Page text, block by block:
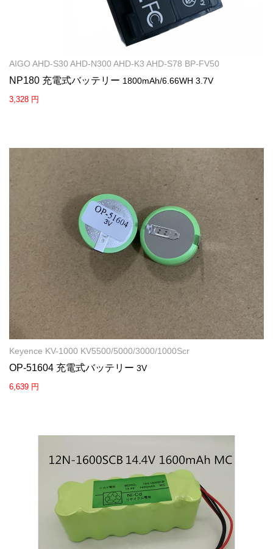
AIGO AHD-S30 AHD-N300 AHD-K3 AHD-S78 BP-FV50
NP180 充電式バッテリー 1800mAh/6.66WH 3.7V
3,328 円
Keyence KV-1000 KV5500/5000/3000/1000Scr
OP-51604 充電式バッテリー 3V
6,639 円